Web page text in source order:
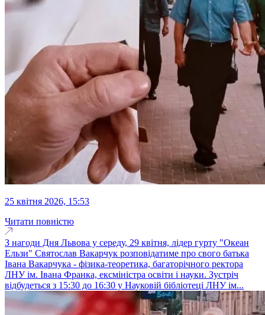
25 квітня 2026, 15:53
Читати повністю
З нагоди Дня Львова у середу, 29 квітня, лідер гурту "Океан
Ельзи" Святослав Вакарчук розповідатиме про свого батька
Івана Вакарчука - фізика-теоретика, багаторічного ректора
ЛНУ ім. Івана Франка, ексміністра освіти і науки. Зустріч
відбудеться з 15:30 до 16:30 у Науковій бібліотеці ЛНУ ім...